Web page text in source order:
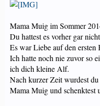
Mama Muig im Sommer
Du hattest es vorher gar
Es war Liebe auf den ersten
Ich hatte noch nie zuvor so
ich dich kleine Alf.
Nach kurzer Zeit wurdest
Mama Muig und schenktest